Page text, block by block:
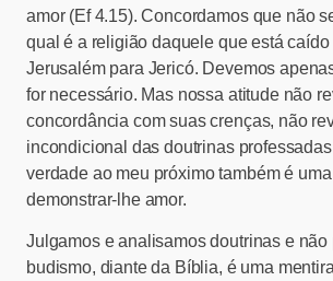
amor (Ef 4.15). Concordamos que não
qual é a religião daquele que está
Jerusalém para Jericó. Devemos
for necessário. Mas nossa atitude não
concordância com suas crenças, não
incondicional das doutrinas
verdade ao meu próximo também é
demonstrar-lhe amor.
Julgamos e analisamos doutrinas e não
budismo, diante da Bíblia, é uma